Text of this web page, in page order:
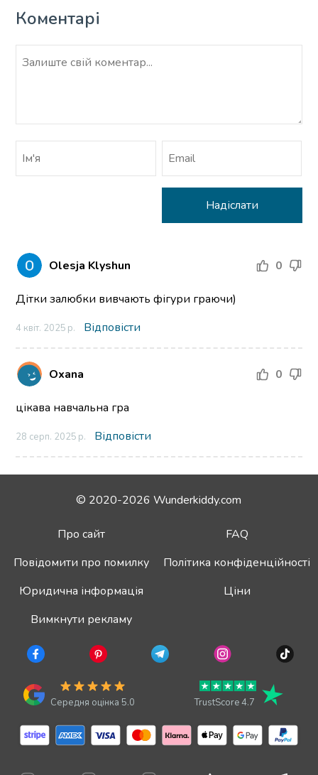
Коментарі
Olesja Klyshun 0
Дітки залюбки вивчають фігури граючи)
4 квіт. 2025 р. Відповісти
Oxana 0
цікава навчальна гра
28 серп. 2025 р. Відповісти
© 2020-2026 Wunderkiddy.com
Про сайт
FAQ
Повідомити про помилку
Політика конфіденційності
Юридична інформація
Ціни
Вимкнути рекламу
Середня оцінка 5.0 TrustScore 4.7